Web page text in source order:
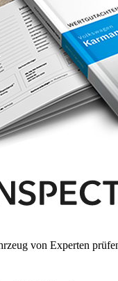
von Experten